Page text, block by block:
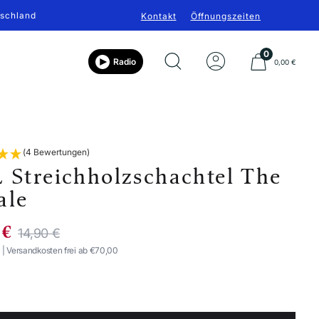
Kontakt Öffnungszeiten
Radio
0
0,00 €
Streichholzschachtel The
(4 Bewertungen)
Regulärer
Preis
14,90 €
Versandkosten frei ab €70,00